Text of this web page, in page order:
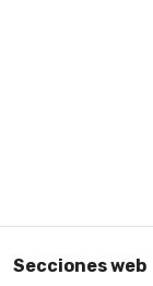
Secciones web